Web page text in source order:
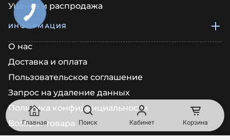
Главная Поиск Кабинет Корзина
Уценка и распродажа
ИНФОРМАЦИЯ
О нас
Доставка и оплата
Пользовательское соглашение
Запрос на удаление данных
Политика конфиденциальности
Возврат товара